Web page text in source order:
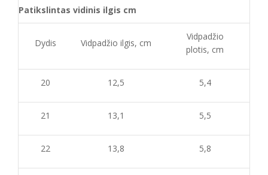
Patikslintas vidinis ilgis cm
Dydis Vidpadžio ilgis, cm
Vidpadžio
plotis, cm
20 12,5 5,4
21 13,1 5,5
22 13,8 5,8